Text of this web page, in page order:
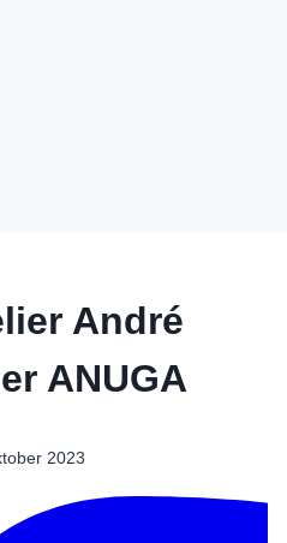
André
ANUGA
2023